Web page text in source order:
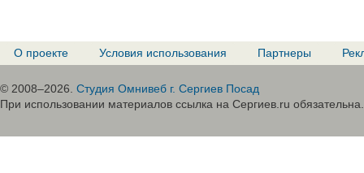
О проекте Условия использования Партнеры
© 2008–2026. Студия Омнивеб г. Сергиев Посад
При использовании материалов ссылка на Сергиев.ru обязательна.